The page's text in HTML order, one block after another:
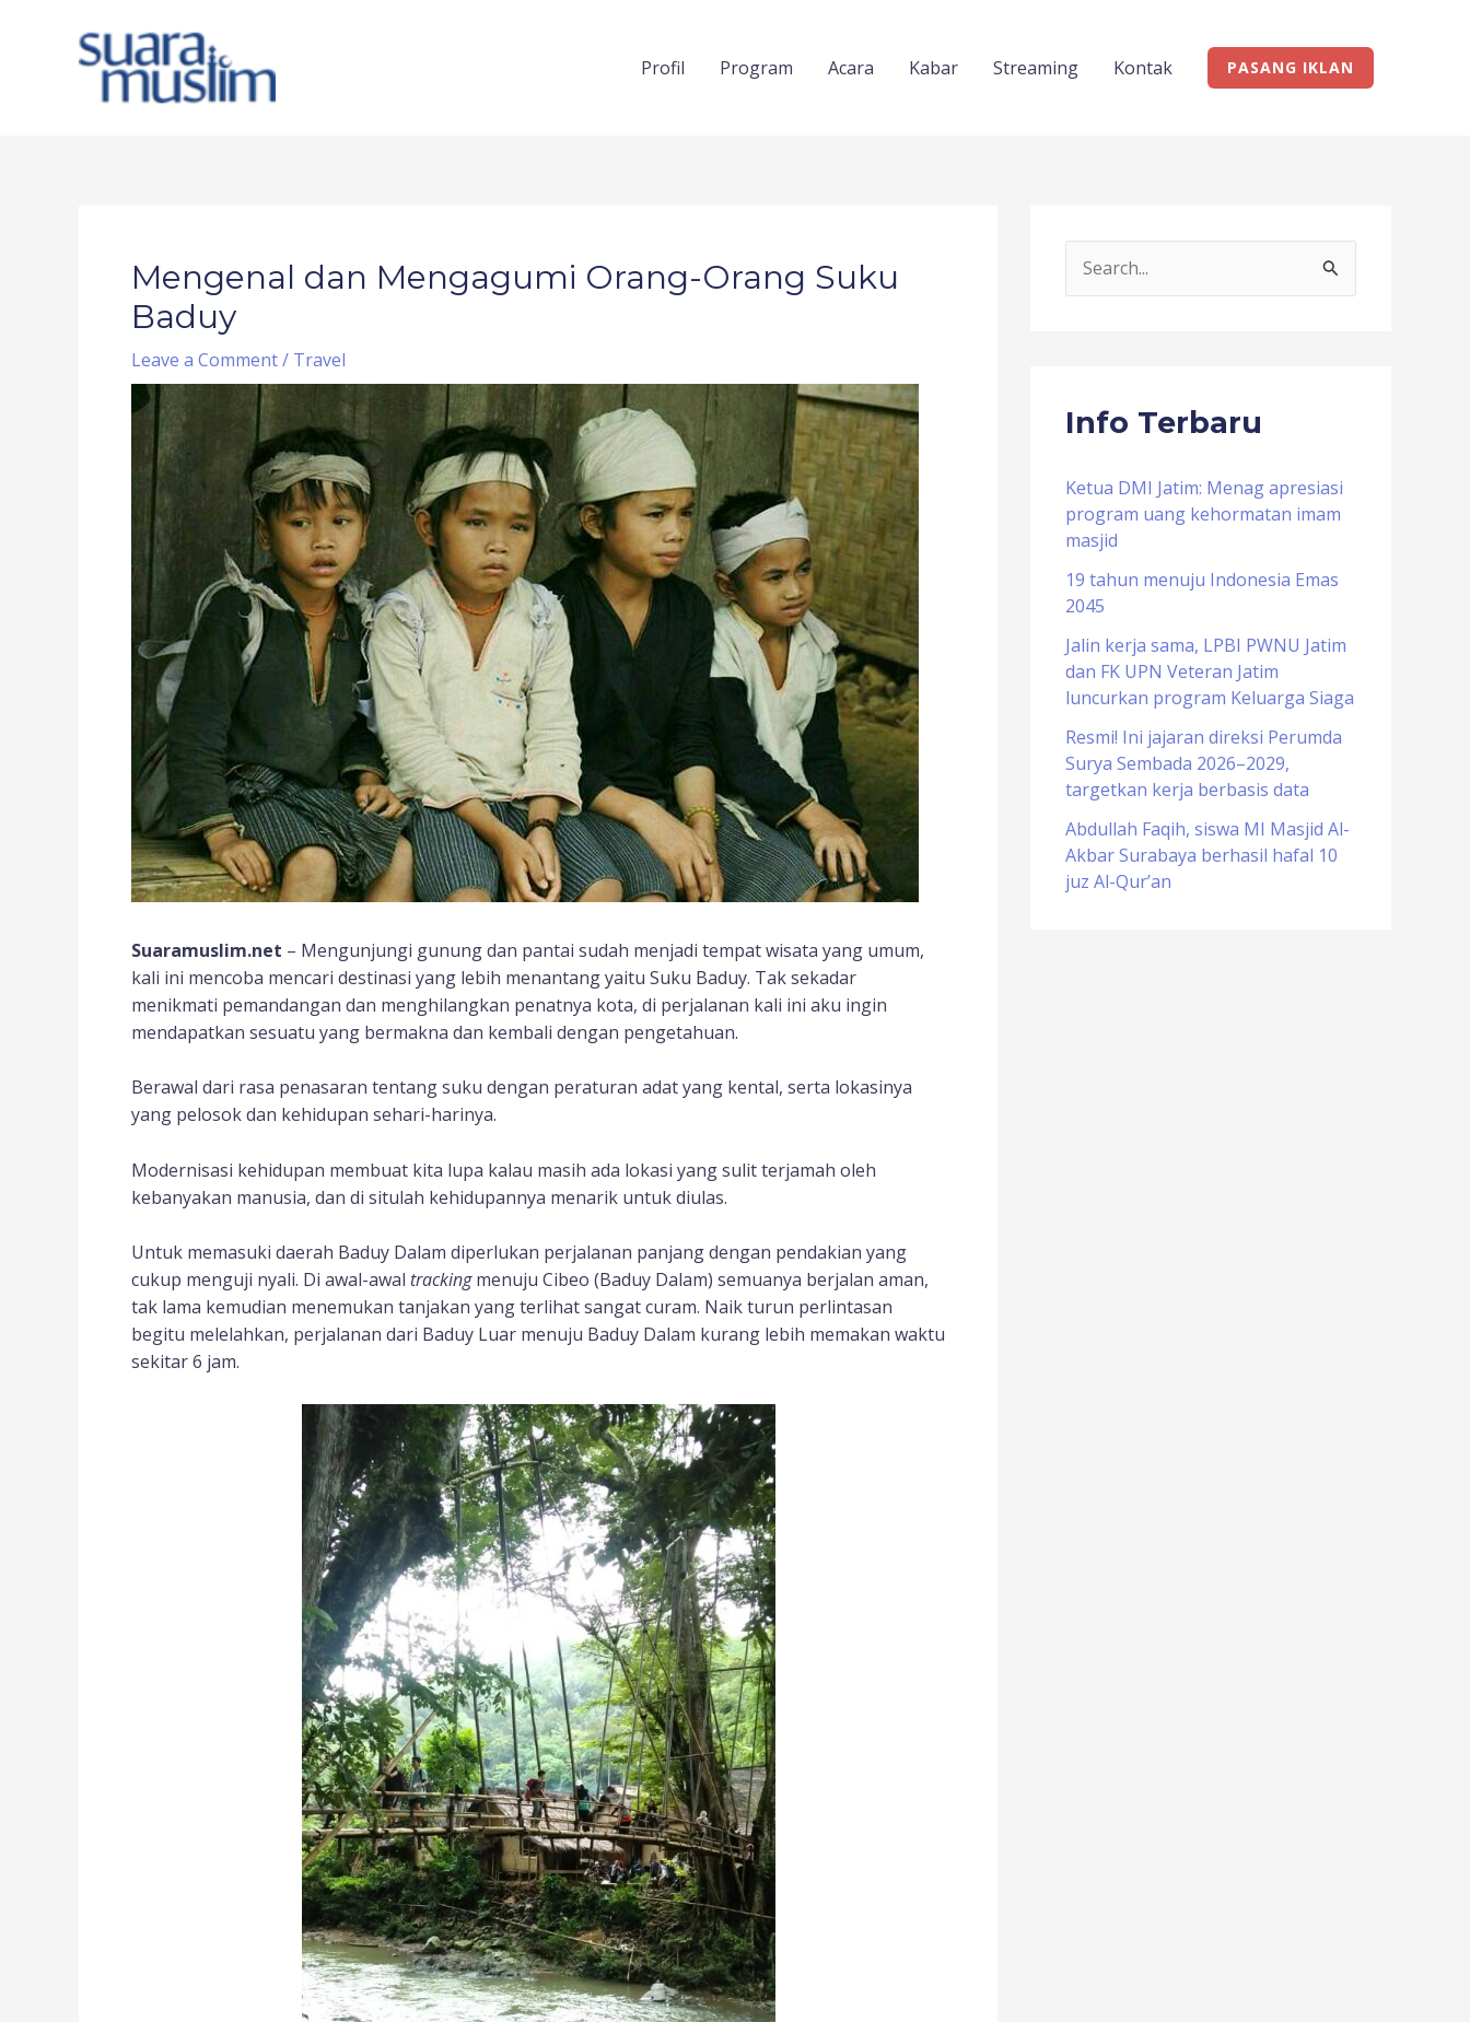
Profil Program Acara Kabar Streaming Kontak PASANG IKLAN
Mengenal dan Mengagumi Orang-Orang Suku
Baduy
Leave a Comment/ Travel
Suaramuslim.net – Mengunjungi gunung dan pantai sudah menjadi tempat wisata yang umum,
kali ini mencoba mencari destinasi yang lebih menantang yaitu Suku Baduy. Tak sekadar
menikmati pemandangan dan menghilangkan penatnya kota, di perjalanan kali ini aku ingin
mendapatkan sesuatu yang bermakna dan kembali dengan pengetahuan.
Berawal dari rasa penasaran tentang suku dengan peraturan adat yang kental, serta lokasinya
yang pelosok dan kehidupan sehari-harinya.
Modernisasi kehidupan membuat kita lupa kalau masih ada lokasi yang sulit terjamah oleh
kebanyakan manusia, dan di situlah kehidupannya menarik untuk diulas.
Untuk memasuki daerah Baduy Dalam diperlukan perjalanan panjang dengan pendakian yang
cukup menguji nyali. Di awal-awal trackingmenuju Cibeo (Baduy Dalam) semuanya berjalan aman,
tak lama kemudian menemukan tanjakan yang terlihat sangat curam. Naik turun perlintasan
begitu melelahkan, perjalanan dari Baduy Luar menuju Baduy Dalam kurang lebih memakan waktu
sekitar 6 jam.
c
f
o
r
Info Terbaru
Ketua DMI Jatim: Menag apresiasi
program uang kehormatan imam
masjid
19 tahun menuju Indonesia Emas
2045
Jalin kerja sama, LPBI PWNU Jatim
dan FK UPN Veteran Jatim
luncurkan program Keluarga Siaga
Resmi! Ini jajaran direksi Perumda
Surya Sembada 2026–2029,
targetkan kerja berbasis data
Abdullah Faqih, siswa MI Masjid Al-
Akbar Surabaya berhasil hafal 10
juz Al-Qur’an